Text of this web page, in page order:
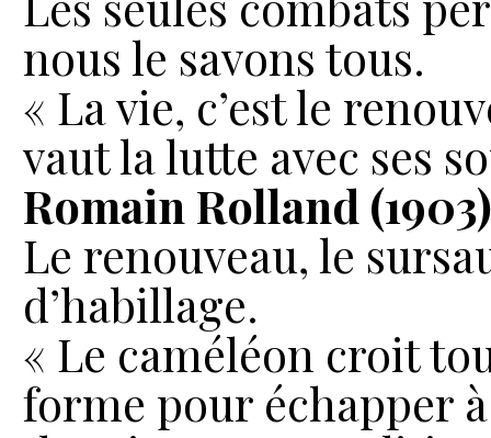
nous le savons tous.
« La vie, c’est le
vaut la lutte avec ses
Romain Rolland
Le renouveau, le
d’habillage.
« Le caméléon croit
forme pour échapper